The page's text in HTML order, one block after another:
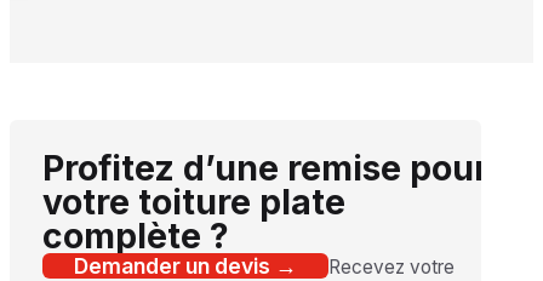
Profitez d’une remise pour
votre toiture plate
complète ?
Demander un devis →
Recevez votre